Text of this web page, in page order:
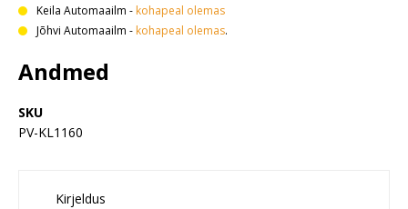
Keila Automaailm - kohapeal olemas
Jõhvi Automaailm - kohapeal olemas.
Andmed
SKU
PV-KL1160
Kirjeldus